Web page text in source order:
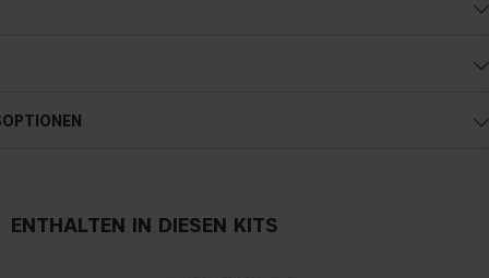
ENTHALTEN IN DIESEN KITS